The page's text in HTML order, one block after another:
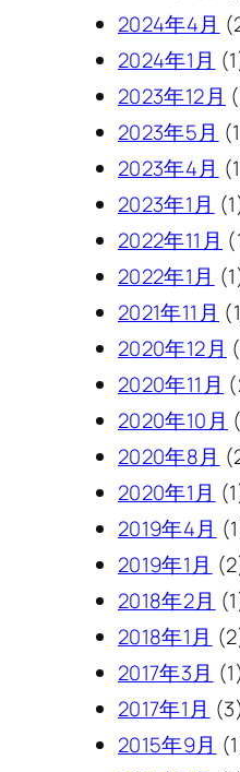
2024年4月
2024年1月
2023年12月
2023年5月
2023年4月
2023年1月
2022年11月
2022年1月
2021年11月
2020年12月
2020年11月
2020年10月
2020年8月
2020年1月
2019年4月
2019年1月
2018年2月
2018年1月
2017年3月
2017年1月
2015年9月